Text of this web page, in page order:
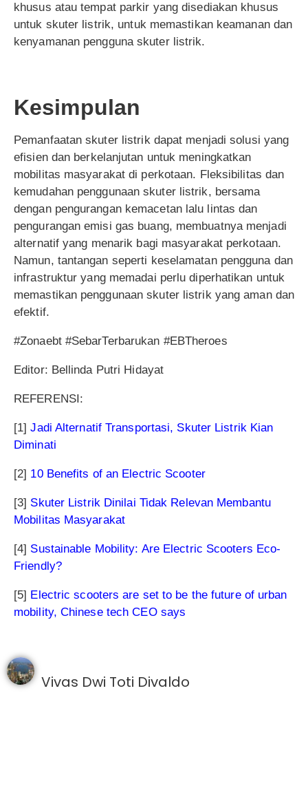
khusus atau tempat parkir yang disediakan khusus
untuk skuter listrik, untuk memastikan keamanan dan
kenyamanan pengguna skuter listrik.
Kesimpulan
Pemanfaatan skuter listrik dapat menjadi solusi yang
efisien dan berkelanjutan untuk meningkatkan
mobilitas masyarakat di perkotaan. Fleksibilitas dan
kemudahan penggunaan skuter listrik, bersama
dengan pengurangan kemacetan lalu lintas dan
pengurangan emisi gas buang, membuatnya menjadi
alternatif yang menarik bagi masyarakat perkotaan.
Namun, tantangan seperti keselamatan pengguna dan
infrastruktur yang memadai perlu diperhatikan untuk
memastikan penggunaan skuter listrik yang aman dan
efektif.
#Zonaebt #SebarTerbarukan #EBTheroes
Editor: Bellinda Putri Hidayat
REFERENSI:
[1]Jadi Alternatif Transportasi, Skuter Listrik Kian
Diminati
[2] 10 Benefits of an Electric Scooter
[3] Skuter Listrik Dinilai Tidak Relevan Membantu
Mobilitas Masyarakat
[4] Sustainable Mobility: Are Electric Scooters Eco-
Friendly?
[5] Electric scooters are set to be the future of urban
mobility, Chinese tech CEO says
Vivas Dwi Toti Divaldo